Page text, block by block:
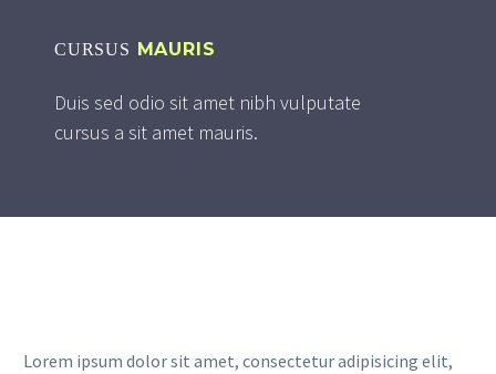
CURSUS MAURIS
Duis sed odio sit amet nibh vulputate
cursus a sit amet mauris.
Lorem ipsum dolor sit amet, consectetur adipisicing elit,